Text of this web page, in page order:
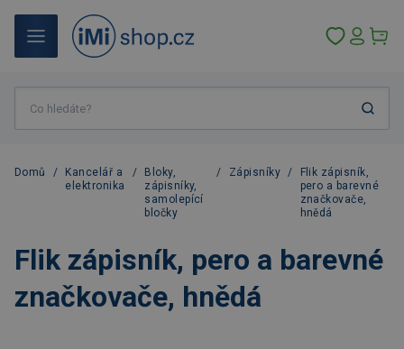
Domů /
Kancelář a
elektronika
/
Bloky,
zápisníky,
samolepící
bločky
/ Zápisníky /
Flik zápisník,
pero a barevné
značkovače,
hnědá
Flik zápisník, pero a barevné
značkovače, hnědá